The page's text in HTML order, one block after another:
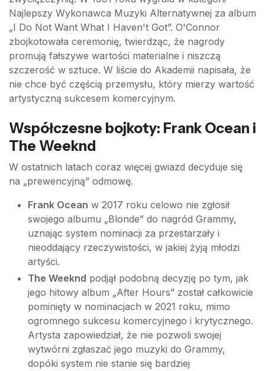
Najlepszy Wykonawca Muzyki Alternatywnej za album
„I Do Not Want What I Haven't Got”. O'Connor
zbojkotowała ceremonię, twierdząc, że nagrody
promują fałszywe wartości materialne i niszczą
szczerość w sztuce. W liście do Akademii napisała, że
nie chce być częścią przemysłu, który mierzy wartość
artystyczną sukcesem komercyjnym.
Współczesne bojkoty: Frank Ocean i
The Weeknd
W ostatnich latach coraz więcej gwiazd decyduje się
na „prewencyjną” odmowę.
Frank Ocean w 2017 roku celowo nie zgłosił
swojego albumu „Blonde” do nagród Grammy,
uznając system nominacji za przestarzały i
nieoddający rzeczywistości, w jakiej żyją młodzi
artyści.
The Weeknd podjął podobną decyzję po tym, jak
jego hitowy album „After Hours” został całkowicie
pominięty w nominacjach w 2021 roku, mimo
ogromnego sukcesu komercyjnego i krytycznego.
Artysta zapowiedział, że nie pozwoli swojej
wytwórni zgłaszać jego muzyki do Grammy,
dopóki system nie stanie się bardziej